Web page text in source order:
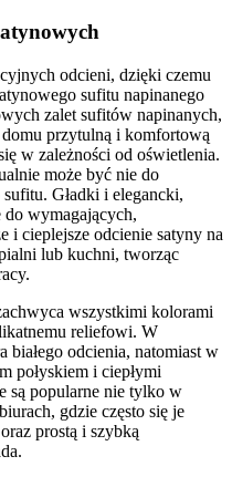
odcieni, dzięki czemu
sufitu napinanego
zalet sufitów napinanych,
przytulną i komfortową
w zależności od oświetlenia.
może być nie do
Gładki i elegancki,
wymagających,
i cieplejsze odcienie satyny na
lub kuchni, tworząc
wszystkimi kolorami
reliefowi. W
białego odcienia, natomiast w
połyskiem i ciepłymi
są popularne nie tylko w
gdzie często się je
prostą i szybką